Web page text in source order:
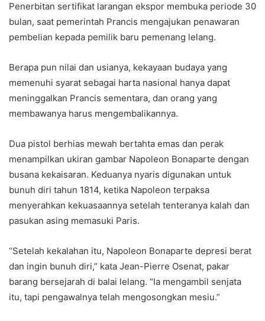
Penerbitan sertifikat larangan ekspor membuka periode 30
bulan, saat pemerintah Prancis mengajukan penawaran
pembelian kepada pemilik baru pemenang lelang.
Berapa pun nilai dan usianya, kekayaan budaya yang
memenuhi syarat sebagai harta nasional hanya dapat
meninggalkan Prancis sementara, dan orang yang
membawanya harus mengembalikannya.
Dua pistol berhias mewah bertahta emas dan perak
menampilkan ukiran gambar Napoleon Bonaparte dengan
busana kekaisaran. Keduanya nyaris digunakan untuk
bunuh diri tahun 1814, ketika Napoleon terpaksa
menyerahkan kekuasaannya setelah tenteranya kalah dan
pasukan asing memasuki Paris.
“Setelah kekalahan itu, Napoleon Bonaparte depresi berat
dan ingin bunuh diri,” kata Jean-Pierre Osenat, pakar
barang bersejarah di balai lelang. “Ia mengambil senjata
itu, tapi pengawalnya telah mengosongkan mesiu.”